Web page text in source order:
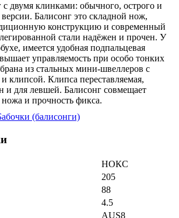
двумя клинками: обычного, острого и
Балисонг это складной нож,
конструкцию и современный
стали надёжен и прочен. У
имеется удобная подпальцевая
управляемость при особо тонких
из стальных мини-швеллеров с
клипсой. Клипса переставляемая,
и для левшей. Балисонг совмещает
и прочность фикса.
(балисонги)
НОКС
205
88
4.5
AUS8